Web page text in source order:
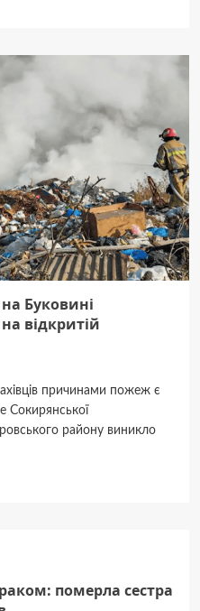
Буковині
відкритій
причинами пожеж є
Сокирянської
району виникло
померла сестра